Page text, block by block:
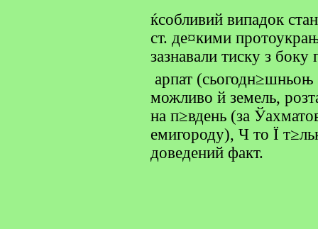
ќсобливий випадок
ст. де¤кими
зазнавали тиску з
арпат
можливо й земель,
на п≥вдень (за
емигороду), Ч то Ї
доведений факт.